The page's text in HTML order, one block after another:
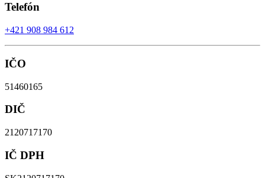
Telefón
+421 908 984 612
IČO
51460165
DIČ
2120717170
IČ DPH